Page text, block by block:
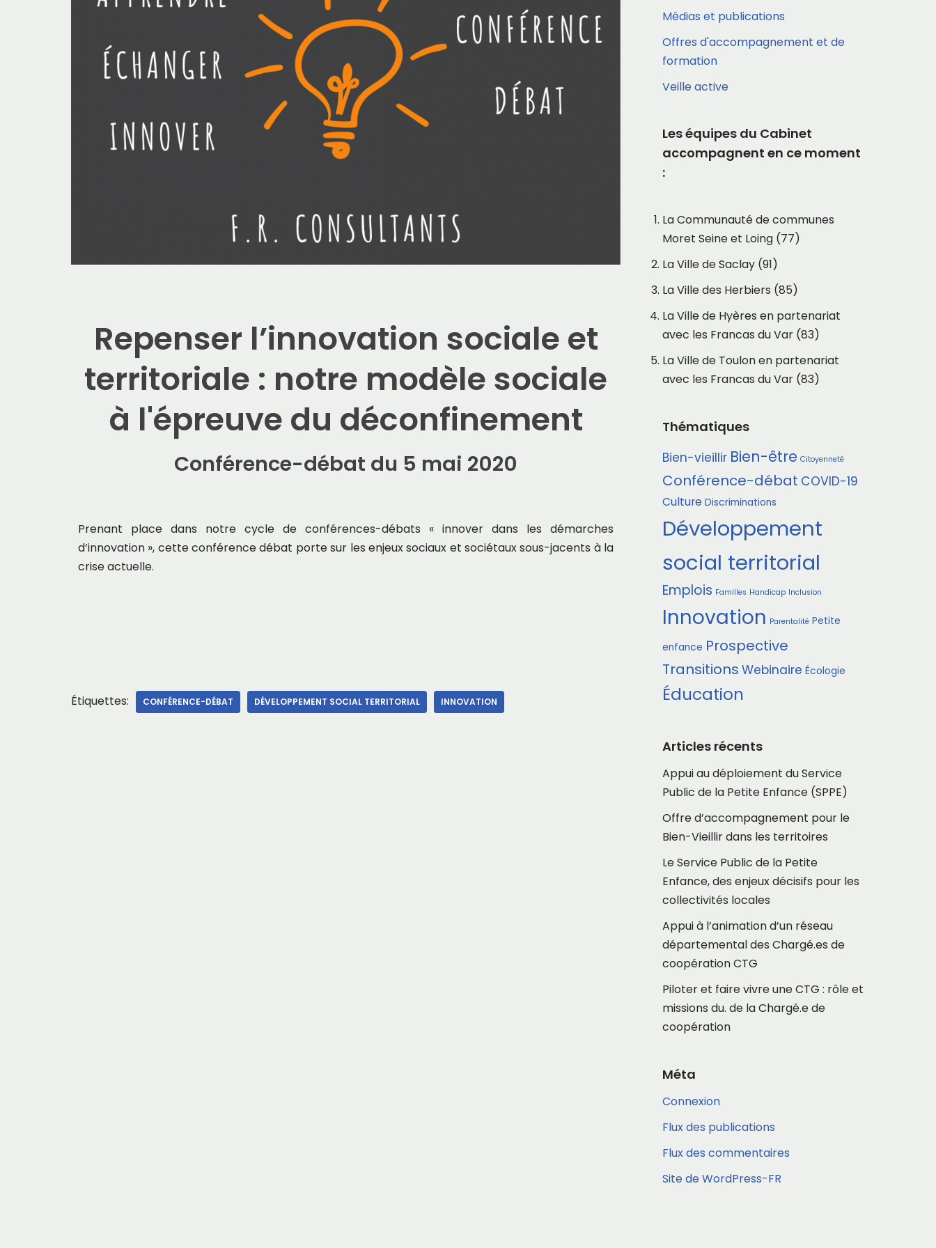
Repenser l’innovation sociale et
territoriale : notre modèle sociale
à l'épreuve du déconfinement
Conférence-débat du 5 mai 2020
Prenant place dans notre cycle de conférences-débats « innover dans les démarches
d’innovation », cette conférence débat porte sur les enjeux sociaux et sociétaux sous-jacents à la
crise actuelle.
Étiquettes: CONFÉRENCE-DÉBAT DÉVELOPPEMENT SOCIAL TERRITORIAL INNOVATION
Médias et publications
Offres d'accompagnement et de
formation
Veille active
Les équipes du Cabinet
accompagnent en ce moment
:
La Communauté de communes
Moret Seine et Loing (77)
La Ville de Saclay (91)
La Ville des Herbiers (85)
La Ville de Hyères en partenariat
avec les Francas du Var (83)
La Ville de Toulon en partenariat
avec les Francas du Var (83)
Thématiques
Bien-vieillir Bien-être Citoyenneté
Conférence-débat COVID-19
Culture Discriminations
Développement
social territorial
Emplois Familles Handicap Inclusion
Innovation Parentalité Petite
enfance Prospective
Transitions Webinaire Écologie
Éducation
Articles récents
Appui au déploiement du Service
Public de la Petite Enfance (SPPE)
Offre d’accompagnement pour le
Bien-Vieillir dans les territoires
Le Service Public de la Petite
Enfance, des enjeux décisifs pour les
collectivités locales
Appui à l’animation d’un réseau
départemental des Chargé.es de
coopération CTG
Piloter et faire vivre une CTG : rôle et
missions du. de la Chargé.e de
coopération
Méta
Connexion
Flux des publications
Flux des commentaires
Site de WordPress-FR